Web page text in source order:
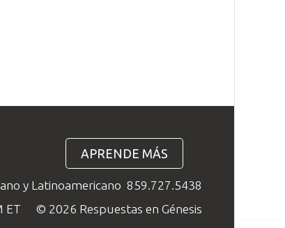
APRENDE MÁS
y Latinoamericano 859.727.5438
ET
© 2026 Respuestas en Génesis